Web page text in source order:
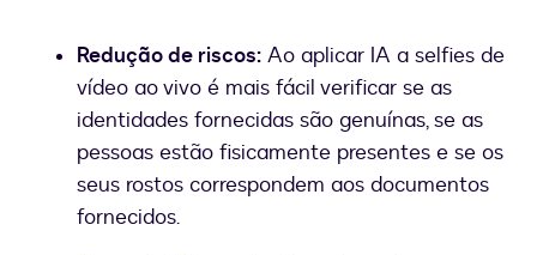
Redução de riscos: Ao aplicar IA a selfies de
vídeo ao vivo é mais fácil verificar se as
identidades fornecidas são genuínas, se as
pessoas estão fisicamente presentes e se os
seus rostos correspondem aos documentos
fornecidos.